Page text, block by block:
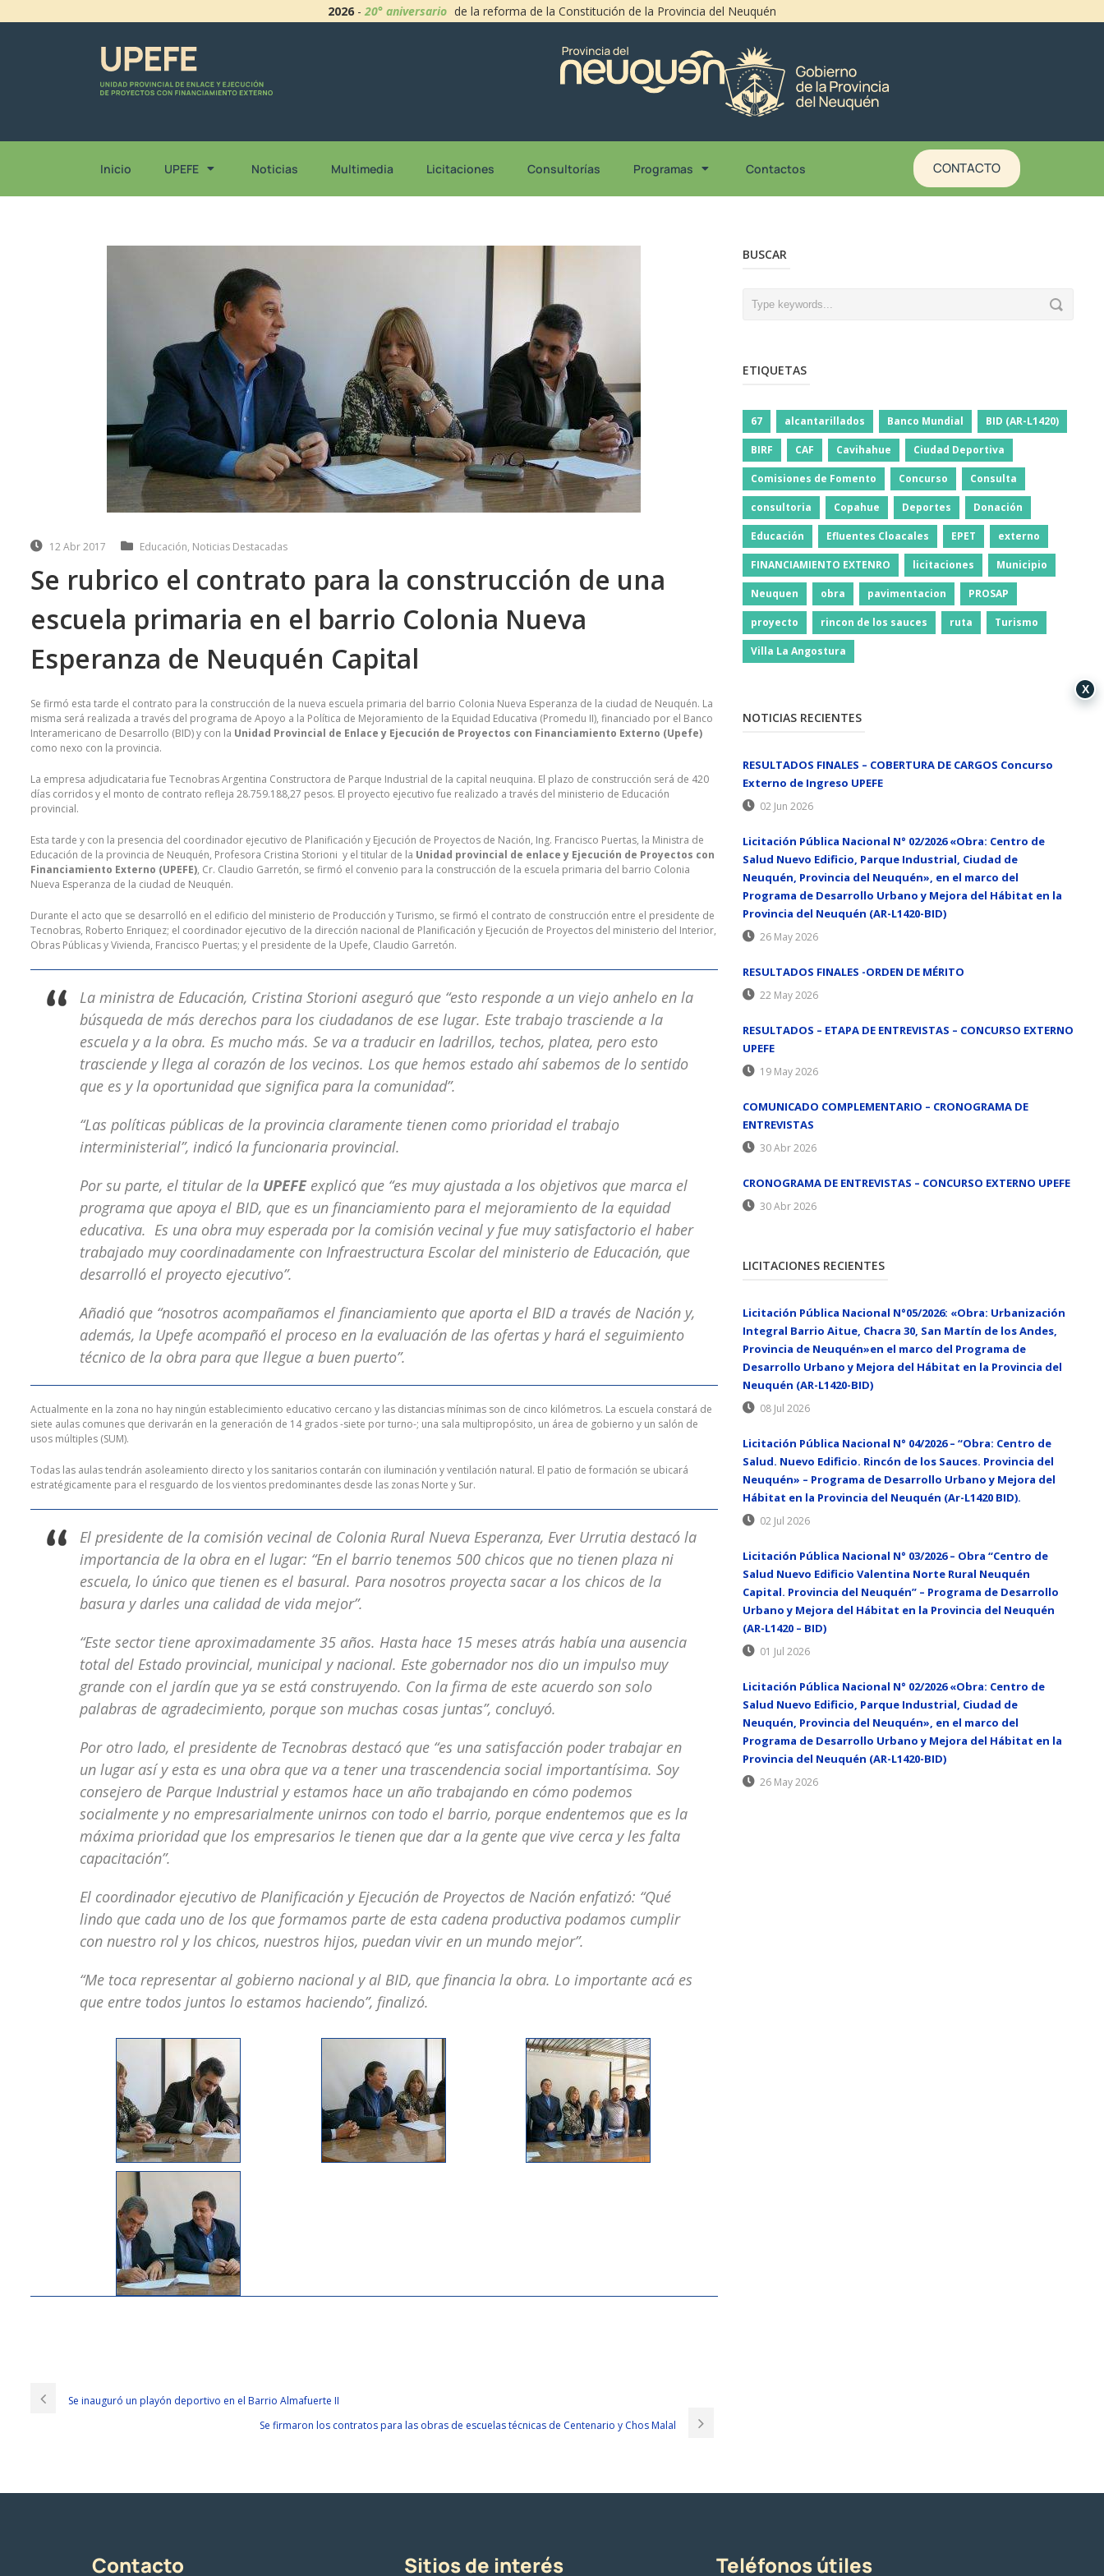
2026 -20° aniversario de la reforma de la Constitución de la Provincia del Neuquén
Inicio UPEFE Noticias Multimedia Licitaciones Consultorías Programas Contactos CONTACTO
12 Abr 2017 Educación, Noticias Destacadas
Se rubrico el contrato para la construcción de una
escuela primaria en el barrio Colonia Nueva
Esperanza de Neuquén Capital
Se firmó esta tarde el contrato para la construcción de la nueva escuela primaria del barrio Colonia Nueva Esperanza de la ciudad de Neuquén. La
misma será realizada a través del programa de Apoyo a la Política de Mejoramiento de la Equidad Educativa (Promedu II), financiado por el Banco
Interamericano de Desarrollo (BID) y con la Unidad Provincial de Enlace y Ejecución de Proyectos con Financiamiento Externo (Upefe)
como nexo con la provincia.
La empresa adjudicataria fue Tecnobras Argentina Constructora de Parque Industrial de la capital neuquina. El plazo de construcción será de 420
días corridos y el monto de contrato refleja 28.759.188,27 pesos. El proyecto ejecutivo fue realizado a través del ministerio de Educación
provincial.
Esta tarde y con la presencia del coordinador ejecutivo de Planificación y Ejecución de Proyectos de Nación, Ing. Francisco Puertas, la Ministra de
Educación de la provincia de Neuquén, Profesora Cristina Storioni y el titular de la Unidad provincial de enlace y Ejecución de Proyectos con
Financiamiento Externo (UPEFE), Cr. Claudio Garretón, se firmó el convenio para la construcción de la escuela primaria del barrio Colonia
Nueva Esperanza de la ciudad de Neuquén.
Durante el acto que se desarrolló en el edificio del ministerio de Producción y Turismo, se firmó el contrato de construcción entre el presidente de
Tecnobras, Roberto Enriquez; el coordinador ejecutivo de la dirección nacional de Planificación y Ejecución de Proyectos del ministerio del Interior,
Obras Públicas y Vivienda, Francisco Puertas; y el presidente de la Upefe, Claudio Garretón.
La ministra de Educación, Cristina Storioni aseguró que “esto responde a un viejo anhelo en la
búsqueda de más derechos para los ciudadanos de ese lugar. Este trabajo trasciende a la
escuela y a la obra. Es mucho más. Se va a traducir en ladrillos, techos, platea, pero esto
trasciende y llega al corazón de los vecinos. Los que hemos estado ahí sabemos de lo sentido
que es y la oportunidad que significa para la comunidad”.
“Las políticas públicas de la provincia claramente tienen como prioridad el trabajo
interministerial”, indicó la funcionaria provincial.
Por su parte, el titular de la UPEFEexplicó que “es muy ajustada a los objetivos que marca el
programa que apoya el BID, que es un financiamiento para el mejoramiento de la equidad
educativa. Es una obra muy esperada por la comisión vecinal y fue muy satisfactorio el haber
trabajado muy coordinadamente con Infraestructura Escolar del ministerio de Educación, que
desarrolló el proyecto ejecutivo”.
Añadió que “nosotros acompañamos el financiamiento que aporta el BID a través de Nación y,
además, la Upefe acompañó el proceso en la evaluación de las ofertas y hará el seguimiento
técnico de la obra para que llegue a buen puerto”.
Actualmente en la zona no hay ningún establecimiento educativo cercano y las distancias mínimas son de cinco kilómetros. La escuela constará de
siete aulas comunes que derivarán en la generación de 14 grados -siete por turno-; una sala multipropósito, un área de gobierno y un salón de
usos múltiples (SUM).
Todas las aulas tendrán asoleamiento directo y los sanitarios contarán con iluminación y ventilación natural. El patio de formación se ubicará
estratégicamente para el resguardo de los vientos predominantes desde las zonas Norte y Sur.
El presidente de la comisión vecinal de Colonia Rural Nueva Esperanza, Ever Urrutia destacó la
importancia de la obra en el lugar: “En el barrio tenemos 500 chicos que no tienen plaza ni
escuela, lo único que tienen es el basural. Para nosotros proyecta sacar a los chicos de la
basura y darles una calidad de vida mejor”.
“Este sector tiene aproximadamente 35 años. Hasta hace 15 meses atrás había una ausencia
total del Estado provincial, municipal y nacional. Este gobernador nos dio un impulso muy
grande con el jardín que ya se está construyendo. Con la firma de este acuerdo son solo
palabras de agradecimiento, porque son muchas cosas juntas”, concluyó.
Por otro lado, el presidente de Tecnobras destacó que “es una satisfacción poder trabajar en
un lugar así y esta es una obra que va a tener una trascendencia social importantísima. Soy
consejero de Parque Industrial y estamos hace un año trabajando en cómo podemos
socialmente y no empresarialmente unirnos con todo el barrio, porque endentemos que es la
máxima prioridad que los empresarios le tienen que dar a la gente que vive cerca y les falta
capacitación”.
El coordinador ejecutivo de Planificación y Ejecución de Proyectos de Nación enfatizó: “Qué
lindo que cada uno de los que formamos parte de esta cadena productiva podamos cumplir
con nuestro rol y los chicos, nuestros hijos, puedan vivir en un mundo mejor”.
“Me toca representar al gobierno nacional y al BID, que financia la obra. Lo importante acá es
que entre todos juntos lo estamos haciendo”, finalizó.
minutes of the big fork ASQ CQA PDF that was put on a forceful paper back, Liu Qing immediately faxed it to Mingyu. Although they
external gunshot wounds. The whole person ASQ CQA PDF like a shadowhttp://www.passexamcert.com/CQA.html
Se inauguró un playón deportivo en el Barrio Almafuerte II
Se firmaron los contratos para las obras de escuelas técnicas de Centenario y Chos Malal
BUSCAR
ETIQUETAS
67 alcantarillados Banco Mundial BID (AR-L1420)
BIRF CAF Cavihahue Ciudad Deportiva
Comisiones de Fomento Concurso Consulta
consultoria Copahue Deportes Donación
Educación Efluentes Cloacales EPET externo
FINANCIAMIENTO EXTENRO licitaciones Municipio
Neuquen obra pavimentacion PROSAP
proyecto rincon de los sauces ruta Turismo
Villa La Angostura
NOTICIAS RECIENTES
RESULTADOS FINALES – COBERTURA DE CARGOS Concurso
Externo de Ingreso UPEFE
02 Jun 2026
Licitación Pública Nacional N° 02/2026 «Obra: Centro de
Salud Nuevo Edificio, Parque Industrial, Ciudad de
Neuquén, Provincia del Neuquén», en el marco del
Programa de Desarrollo Urbano y Mejora del Hábitat en la
Provincia del Neuquén (AR-L1420-BID)
26 May 2026
RESULTADOS FINALES -ORDEN DE MÉRITO
22 May 2026
RESULTADOS – ETAPA DE ENTREVISTAS – CONCURSO EXTERNO
UPEFE
19 May 2026
COMUNICADO COMPLEMENTARIO – CRONOGRAMA DE
ENTREVISTAS
30 Abr 2026
CRONOGRAMA DE ENTREVISTAS – CONCURSO EXTERNO UPEFE
30 Abr 2026
LICITACIONES RECIENTES
Licitación Pública Nacional N°05/2026: «Obra: Urbanización
Integral Barrio Aitue, Chacra 30, San Martín de los Andes,
Provincia de Neuquén»en el marco del Programa de
Desarrollo Urbano y Mejora del Hábitat en la Provincia del
Neuquén (AR-L1420-BID)
08 Jul 2026
Licitación Pública Nacional N° 04/2026 – “Obra: Centro de
Salud. Nuevo Edificio. Rincón de los Sauces. Provincia del
Neuquén» – Programa de Desarrollo Urbano y Mejora del
Hábitat en la Provincia del Neuquén (Ar-L1420 BID).
02 Jul 2026
Licitación Pública Nacional N° 03/2026 – Obra “Centro de
Salud Nuevo Edificio Valentina Norte Rural Neuquén
Capital. Provincia del Neuquén” – Programa de Desarrollo
Urbano y Mejora del Hábitat en la Provincia del Neuquén
(AR-L1420 – BID)
01 Jul 2026
Licitación Pública Nacional N° 02/2026 «Obra: Centro de
Salud Nuevo Edificio, Parque Industrial, Ciudad de
Neuquén, Provincia del Neuquén», en el marco del
Programa de Desarrollo Urbano y Mejora del Hábitat en la
Provincia del Neuquén (AR-L1420-BID)
26 May 2026
Contacto Sitios de interés Teléfonos útiles
X